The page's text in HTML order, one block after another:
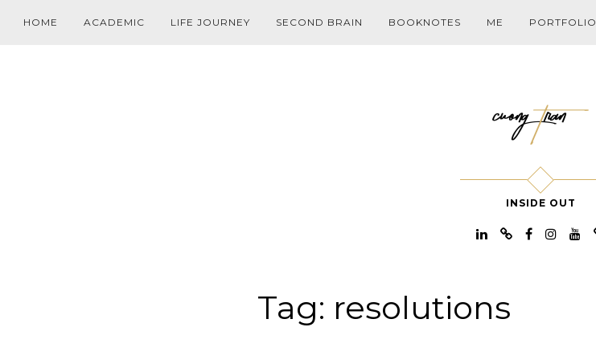
HOME ACADEMIC LIFE JOURNEY SECOND BRAIN BOOKNOTES ME PORTFOLIO
INSIDE OUT
Tag: resolutions